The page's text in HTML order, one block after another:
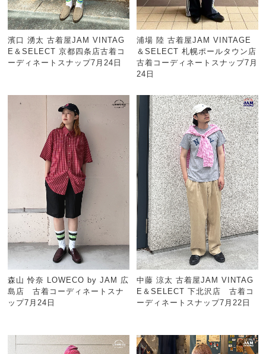
濱口 湧太 古着屋JAM VINTAG
E＆SELECT 京都四条店古着コ
ーディネートスナップ7月24日
浦場 陸 古着屋JAM VINTAGE
＆SELECT 札幌ポールタウン店
古着コーディネートスナップ7月
24日
森山 怜奈 LOWECO by JAM 広
島店 古着コーディネートスナ
ップ7月24日
中藤 涼太 古着屋JAM VINTAG
E＆SELECT 下北沢店 古着コ
ーディネートスナップ7月22日